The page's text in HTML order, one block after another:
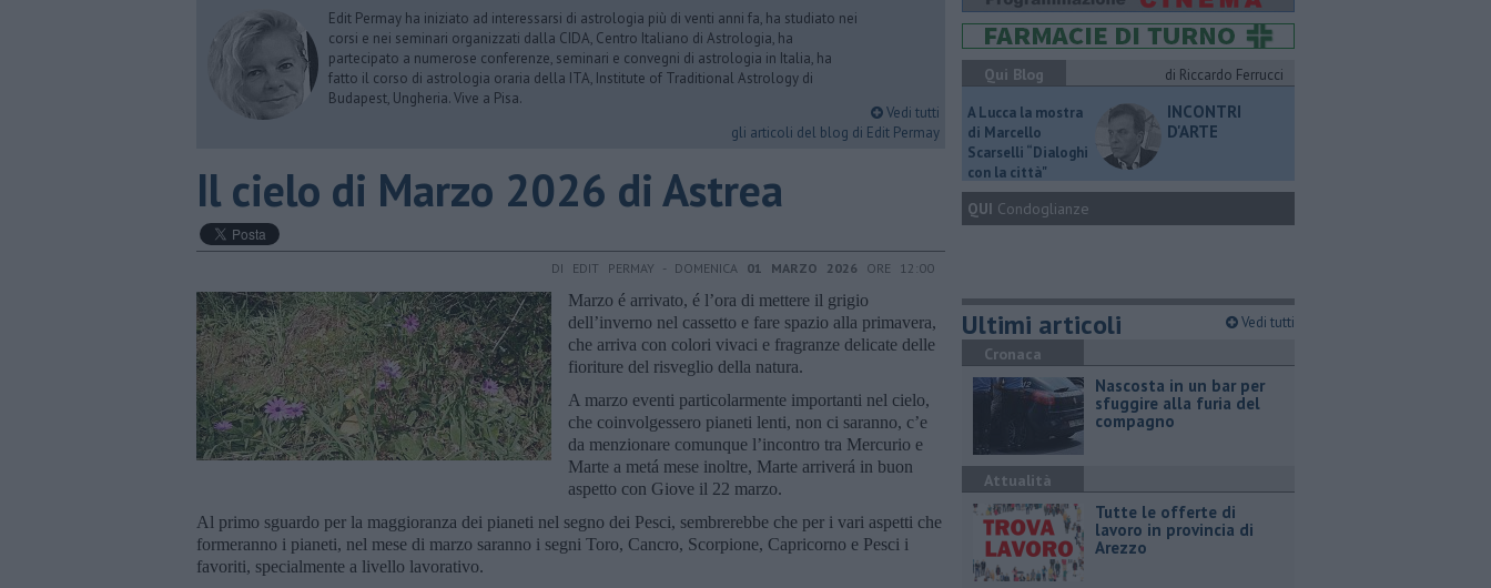
Edit Permay ha iniziato ad interessarsi di astrologia più di venti anni fa, ha studiato nei
corsi e nei seminari organizzati dalla CIDA, Centro Italiano di Astrologia, ha
partecipato a numerose conferenze, seminari e convegni di astrologia in Italia, ha
fatto il corso di astrologia oraria della ITA, Institute of Traditional Astrology di
Budapest, Ungheria. Vive a Pisa.
Vedi tutti
gli articoli del blog di Edit Permay
​Il cielo di Marzo 2026 di Astrea
DI EDIT PERMAY - DOMENICA 01 MARZO 2026 ORE 12:00
Marzo é arrivato, é l’ora di mettere il grigio
dell’inverno nel cassetto e fare spazio alla primavera,
che arriva con colori vivaci e fragranze delicate delle
fioriture del risveglio della natura.
A marzo eventi particolarmente importanti nel cielo,
che coinvolgessero pianeti lenti, non ci saranno, c’e
da menzionare comunque l’incontro tra Mercurio e
Marte a metá mese inoltre, Marte arriverá in buon
aspetto con Giove il 22 marzo.
Al primo sguardo per la maggioranza dei pianeti nel segno dei Pesci, sembrerebbe che per i vari aspetti che
formeranno i pianeti, nel mese di marzo saranno i segni Toro, Cancro, Scorpione, Capricorno e Pesci i
favoriti, specialmente a livello lavorativo.
Qui Blog
di Riccardo Ferrucci
A Lucca la mostra
di Marcello
Scarselli “Dialoghi
con la città"
INCONTRI
D'ARTE
QUI Condoglianze
Ultimi articoli Vedi tutti
Cronaca
Nascosta in un bar per
sfuggire alla furia del
compagno
Attualità
​Tutte le offerte di
lavoro in provincia di
Arezzo